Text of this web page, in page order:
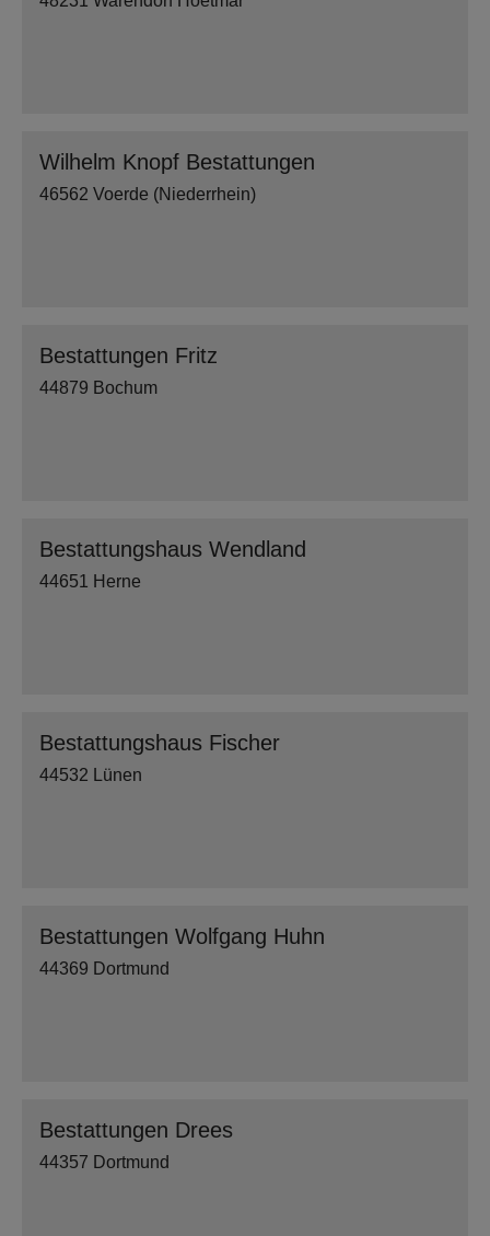
Wilhelm Knopf Bestattungen
46562 Voerde (Niederrhein)
Bestattungen Fritz
44879 Bochum
Bestattungshaus Wendland
44651 Herne
Bestattungshaus Fischer
44532 Lünen
Bestattungen Wolfgang Huhn
44369 Dortmund
Bestattungen Drees
44357 Dortmund